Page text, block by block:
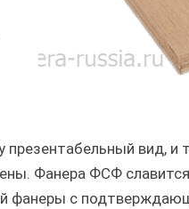
вид, и
Фанера ФСФ
фанеры с